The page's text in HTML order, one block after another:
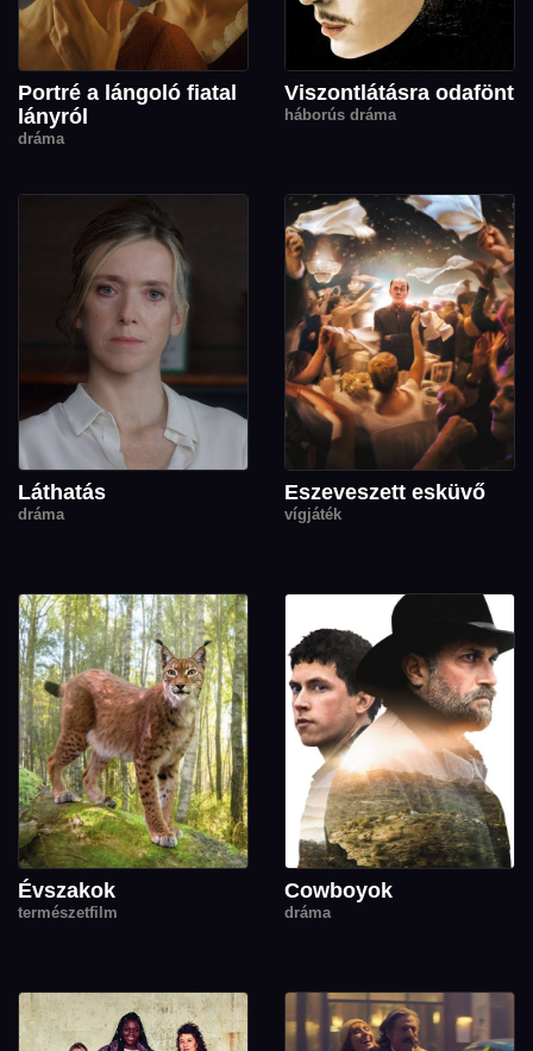
Portré a lángoló fiatal
lányról
dráma
Viszontlátásra odafönt
háborús dráma
Láthatás
dráma
Eszeveszett esküvő
vígjáték
Évszakok
természetfilm
Cowboyok
dráma